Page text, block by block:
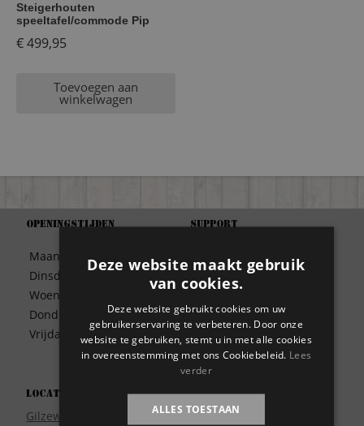
Steigerhouten
speeltafel/commode Pip
€499,95
Toevoegen aan
winkelwagen
Openingstijden
Maandag
Dinsdag
Woensdag
Donderdag
Vrijdag
09:30 – 17:00
09:30 – 17:00
09:30 – 17:00
09:30 – 17:00
Locatie
Gilzeweg 17
Support
Betaalwijze
Bezorgen
Contact
Disclaimer
Garantie
Meest gestelde vragen
Wie zijn wij?
Deze website maakt gebruik
van cookies.
Deze website gebruikt cookies om uw
gebruikerservaring te verbeteren. Door onze
website te gebruiken, stemt u in met alle cookies
in overeenstemming met ons Cookiebeleid. Lees
verder
ALLES TOESTAAN